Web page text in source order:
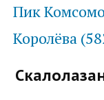
Пик
Королёва